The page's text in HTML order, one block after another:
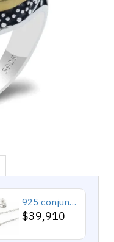
925 conjuntos de joyas de plata para 2019 conjunto de collares de corazón de amor para mujer regalo de joyería de boda
$39,910